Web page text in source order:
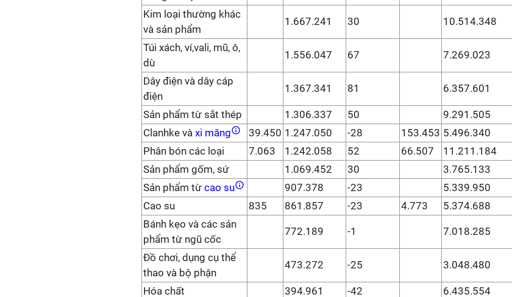
Kim loại thường khác
và sản phẩm
1.667.241 30 10.514.348
Túi xách, ví,vali, mũ, ô,
dù
1.556.047 67 7.269.023
Dây điện và dây cáp
điện
1.367.341 81 6.357.601
Sản phẩm từ sắt thép 1.306.337 50
9.291.505
Clanhke và xi măng 39.450 1.247.050 -28 153.453 5.496.340
Phân bón các loại
7.063 1.242.058 52 66.507
11.211.184
Sản phẩm gốm, sứ
1.069.452 30
3.765.133
Sản phẩm từ cao su 907.378 -23
5.339.950
Cao su
835 861.857 -23 4.773
5.374.688
Bánh kẹo và các sản
phẩm từ ngũ cốc
772.189 -1 7.018.285
Đồ chơi, dụng cụ thể
thao và bộ phận
473.272 -25 3.048.480
Hóa chất 394.961 -42
6.435.554